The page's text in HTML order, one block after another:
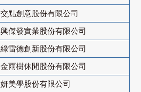
交點創意股份有限公司
興傑發實業股份有限公司
綠雷德創新股份有限公司
金雨樹休閒股份有限公司
妍美學股份有限公司